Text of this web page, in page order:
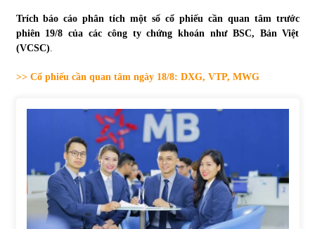
Tự doanh ngày 3.6.2022: CTCK mua ròng 28,7 tỷ đồng
31/05/2022
Bất ổn từ các cuộc đấu giá đất ở Thanh Hoá
31/05/2022
Tiền gửi vào ngân hàng tiếp tục tăng mạnh
Trích báo cáo phân tích một số cổ phiếu cần quan tâm trước
phiên 19/8 của các công ty chứng khoán như BSC, Bản Việt
(VCSC).
>> Cổ phiếu cần quan tâm ngày 18/8: DXG, VTP, MWG